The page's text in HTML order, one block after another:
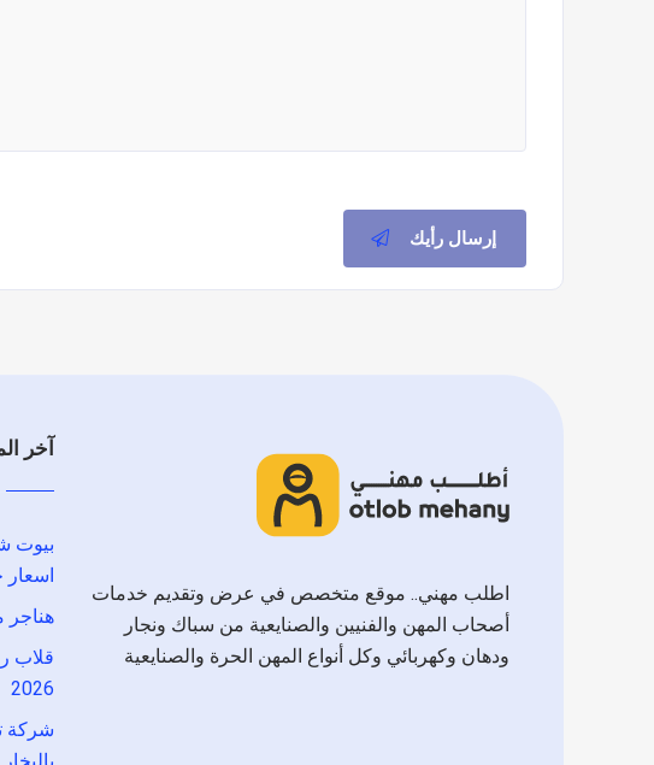
إرسال رأيك
اطلب مهني.. موقع متخصص في عرض وتقديم خدمات
أصحاب المهن والفنيين والصنايعية من سباك ونجار
ودهان وكهربائي وكل أنواع المهن الحرة والصنايعية
آخر
بيوت
هناجر
قلاب
2026